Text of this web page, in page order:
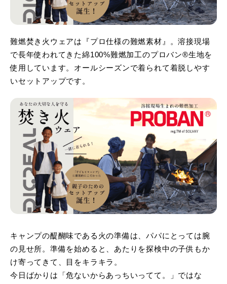
難燃焚き火ウェアは『プロ仕様の難燃素材』。溶接現場
で長年使われてきた綿100%難燃加工のプロバン®生地を
使用しています。オールシーズンで着られて着脱しやす
いセットアップです。
キャンプの醍醐味である火の準備は、パパにとっては腕
の見せ所。準備を始めると、あたりを探検中の子供もか
け寄ってきて、目をキラキラ。
今日ばかりは「危ないからあっちいってて。」ではな